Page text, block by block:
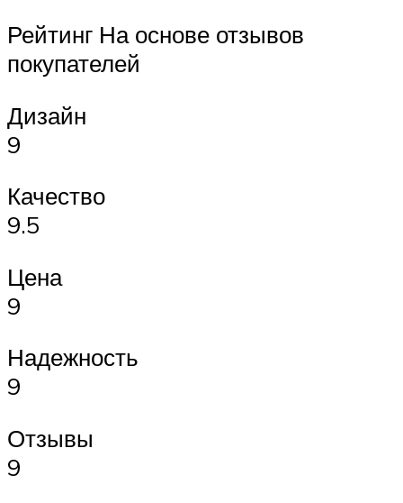
Рейтинг На основе отзывов
покупателей
Дизайн
9
Качество
9.5
Цена
9
Надежность
9
Отзывы
9